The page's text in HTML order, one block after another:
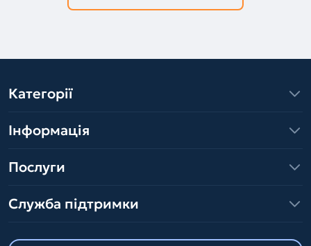
Категорії
Інформація
Послуги
Служба підтримки